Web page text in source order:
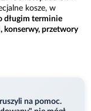
kosze, w
długim terminie
konserwy, przetwory
na pomoc.